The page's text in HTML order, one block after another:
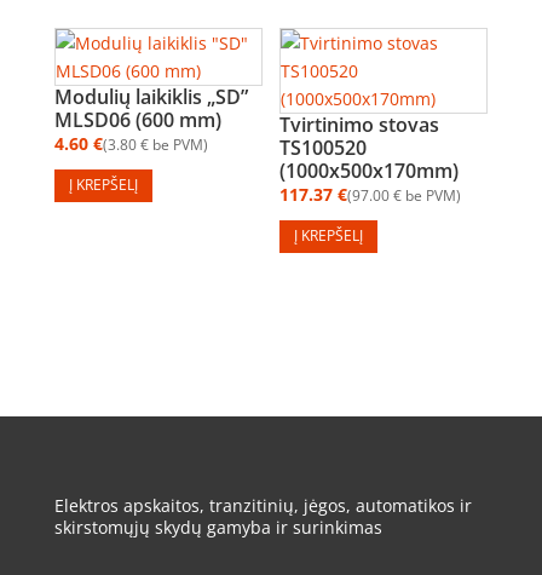
Modulių laikiklis „SD”
MLSD06 (600 mm)
4.60 € 3.80€ be PVM
Į KREPŠELĮ
Tvirtinimo stovas
TS100520
(1000x500x170mm)
117.37€ 97.00€ be PVM
Į KREPŠELĮ
Elektros apskaitos, tranzitinių, jėgos, automatikos ir
skirstomųjų skydų gamyba ir surinkimas